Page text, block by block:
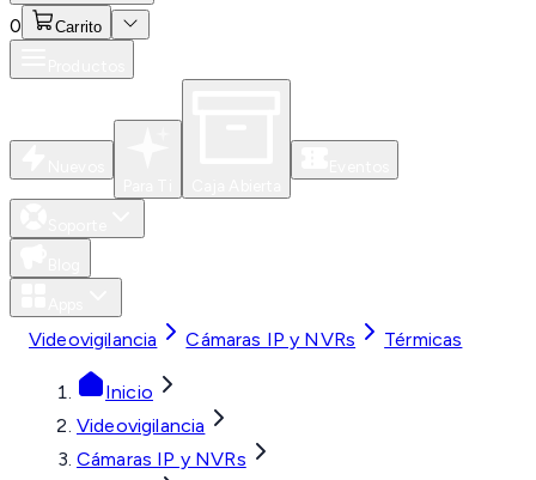
0 Carrito
Videovigilancia Cámaras IP y NVRs Térmicas
Inicio
Videovigilancia
Cámaras IP y NVRs